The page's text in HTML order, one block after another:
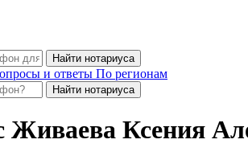
и ответы По регионам
Живаева Ксения